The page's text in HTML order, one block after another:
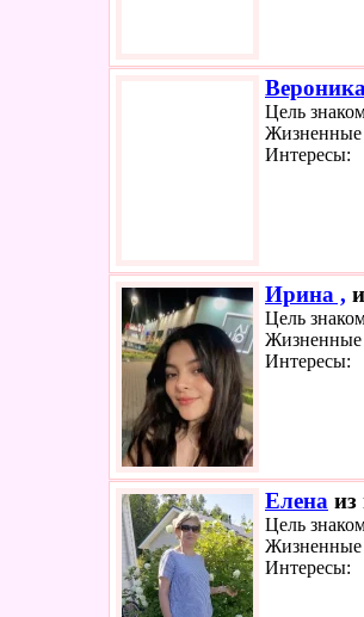
Вероника
Цель
Жизненные
Интересы:
Ирина ,
Цель
Жизненные
Интересы:
Елена из
Цель
Жизненные
Интересы: